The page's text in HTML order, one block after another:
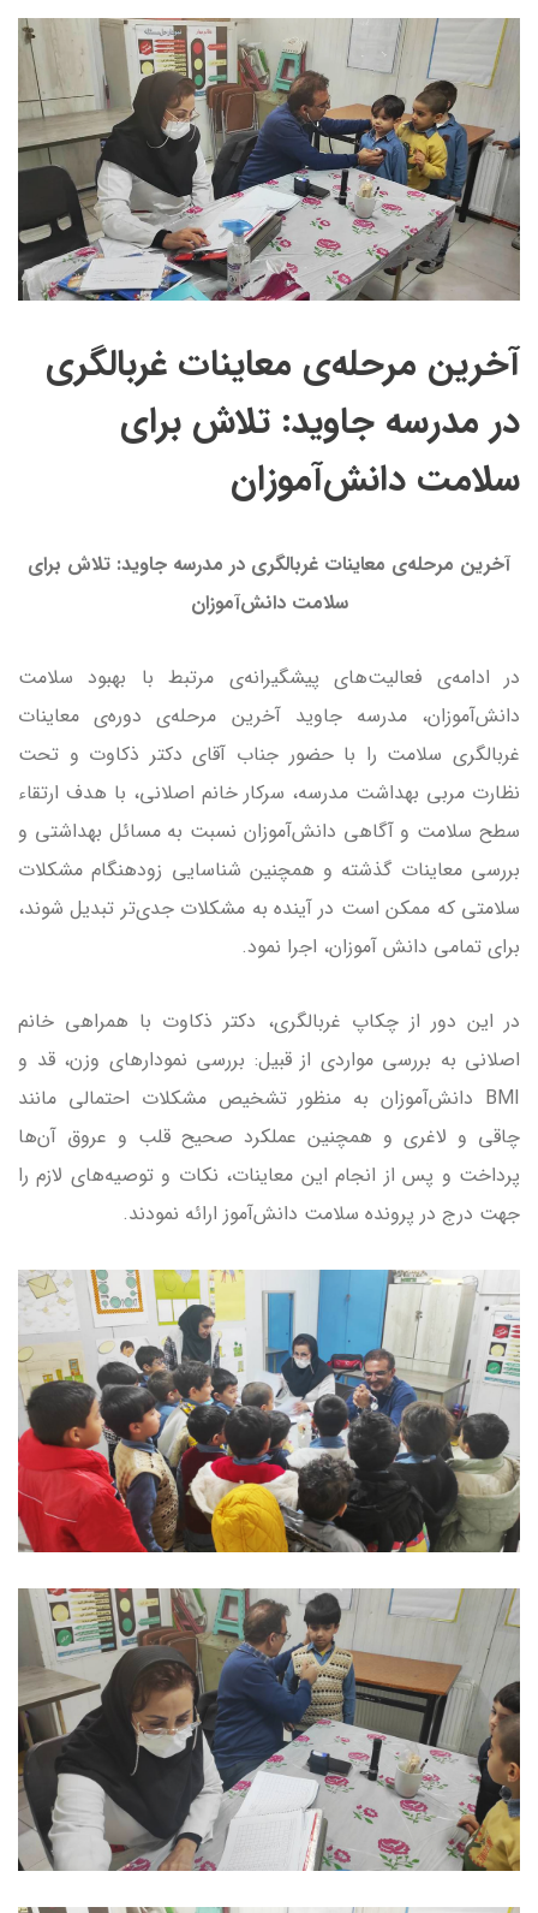
آخرین مرحله‌ی معاینات غربالگری
در مدرسه جاوید: تلاش برای
سلامت دانش‌آموزان
آخرین مرحله‌ی معاینات غربالگری در مدرسه جاوید: تلاش برای
سلامت دانش‌آموزان
در ادامه‌ی فعالیت‌های پیشگیرانه‌ی مرتبط با بهبود سلامت
دانش‌آموزان، مدرسه جاوید آخرین مرحله‌ی دوره‌ی معاینات
غربالگری سلامت را با حضور جناب آقای دکتر ذکاوت و تحت
نظارت مربی بهداشت مدرسه، سرکار خانم اصلانی، با هدف ارتقاء
سطح سلامت و آگاهی دانش‌آموزان نسبت به مسائل بهداشتی و
بررسی معاینات گذشته و همچنین شناسایی زودهنگام مشکلات
سلامتی که ممکن است در آینده به مشکلات جدی‌تر تبدیل شوند،
برای تمامی دانش آموزان، اجرا نمود.
در این دور از چکاپ غربالگری، دکتر ذکاوت با همراهی خانم
اصلانی به بررسی مواردی از قبیل: بررسی نمودارهای وزن، قد و
BMI دانش‌آموزان به منظور تشخیص مشکلات احتمالی مانند
چاقی و لاغری و همچنین عملکرد صحیح قلب و عروق آن‌ها
پرداخت و پس از انجام این معاینات، نکات و توصیه‌های لازم را
جهت درج در پرونده سلامت دانش‌آموز ارائه نمودند.